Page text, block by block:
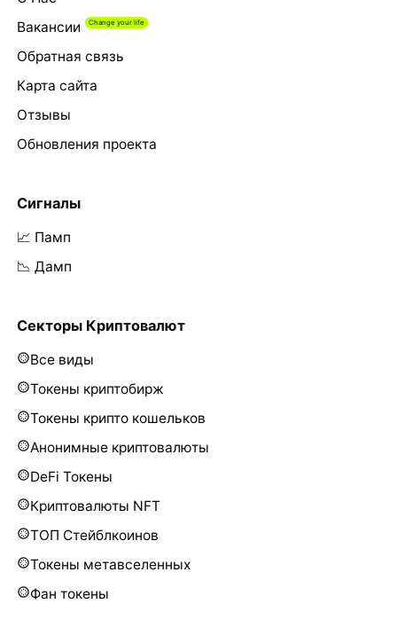
Вакансии
Обратная связь
Карта сайта
Отзывы
Обновления проекта
Сигналы
📈 Памп
📉 Дамп
Секторы Криптовалют
Все виды
Токены криптобирж
Токены крипто кошельков
Анонимные криптовалюты
DeFi Токены
Криптовалюты NFT
ТОП Стейблкоинов
Токены метавселенных
Фан токены